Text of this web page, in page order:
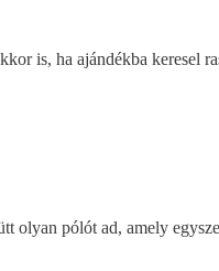
is, ha ajándékba keresel
olyan pólót ad, amely